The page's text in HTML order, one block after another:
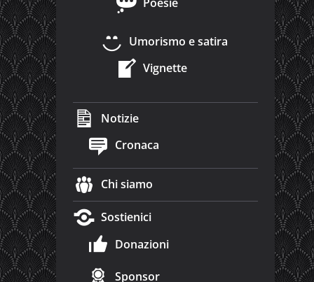
Umorismo e satira
Vignette
Notizie
Cronaca
Chi siamo
Sostienici
Donazioni
Sponsor